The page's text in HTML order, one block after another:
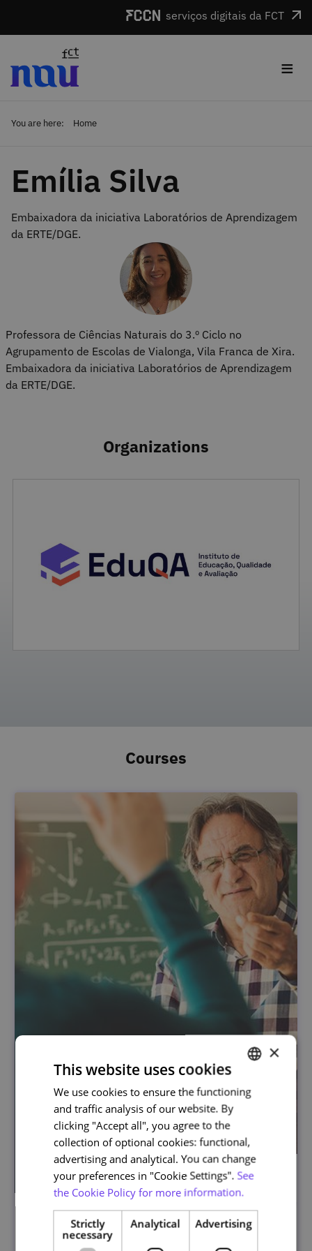
serviços digitais da FCT
≡
You are here: Home
Emília Silva
Embaixadora da iniciativa Laboratórios de Aprendizagem
da ERTE/DGE.
Professora de Ciências Naturais do 3.º Ciclo no
Agrupamento de Escolas de Vialonga, Vila Franca de Xira.
Embaixadora da iniciativa Laboratórios de Aprendizagem
da ERTE/DGE.
Organizations
Courses
Cenários de Aprendizagem Ativa
PORTUGUESE
ENGLISH
×
This website uses cookies
We use cookies to ensure the functioning
and traffic analysis of our website. By
clicking "Accept all", you agree to the
collection of optional cookies: functional,
advertising and analytical. You can change
your preferences in "Cookie Settings". See
the Cookie Policy for more information.
Strictly
necessary
Analytical Advertising